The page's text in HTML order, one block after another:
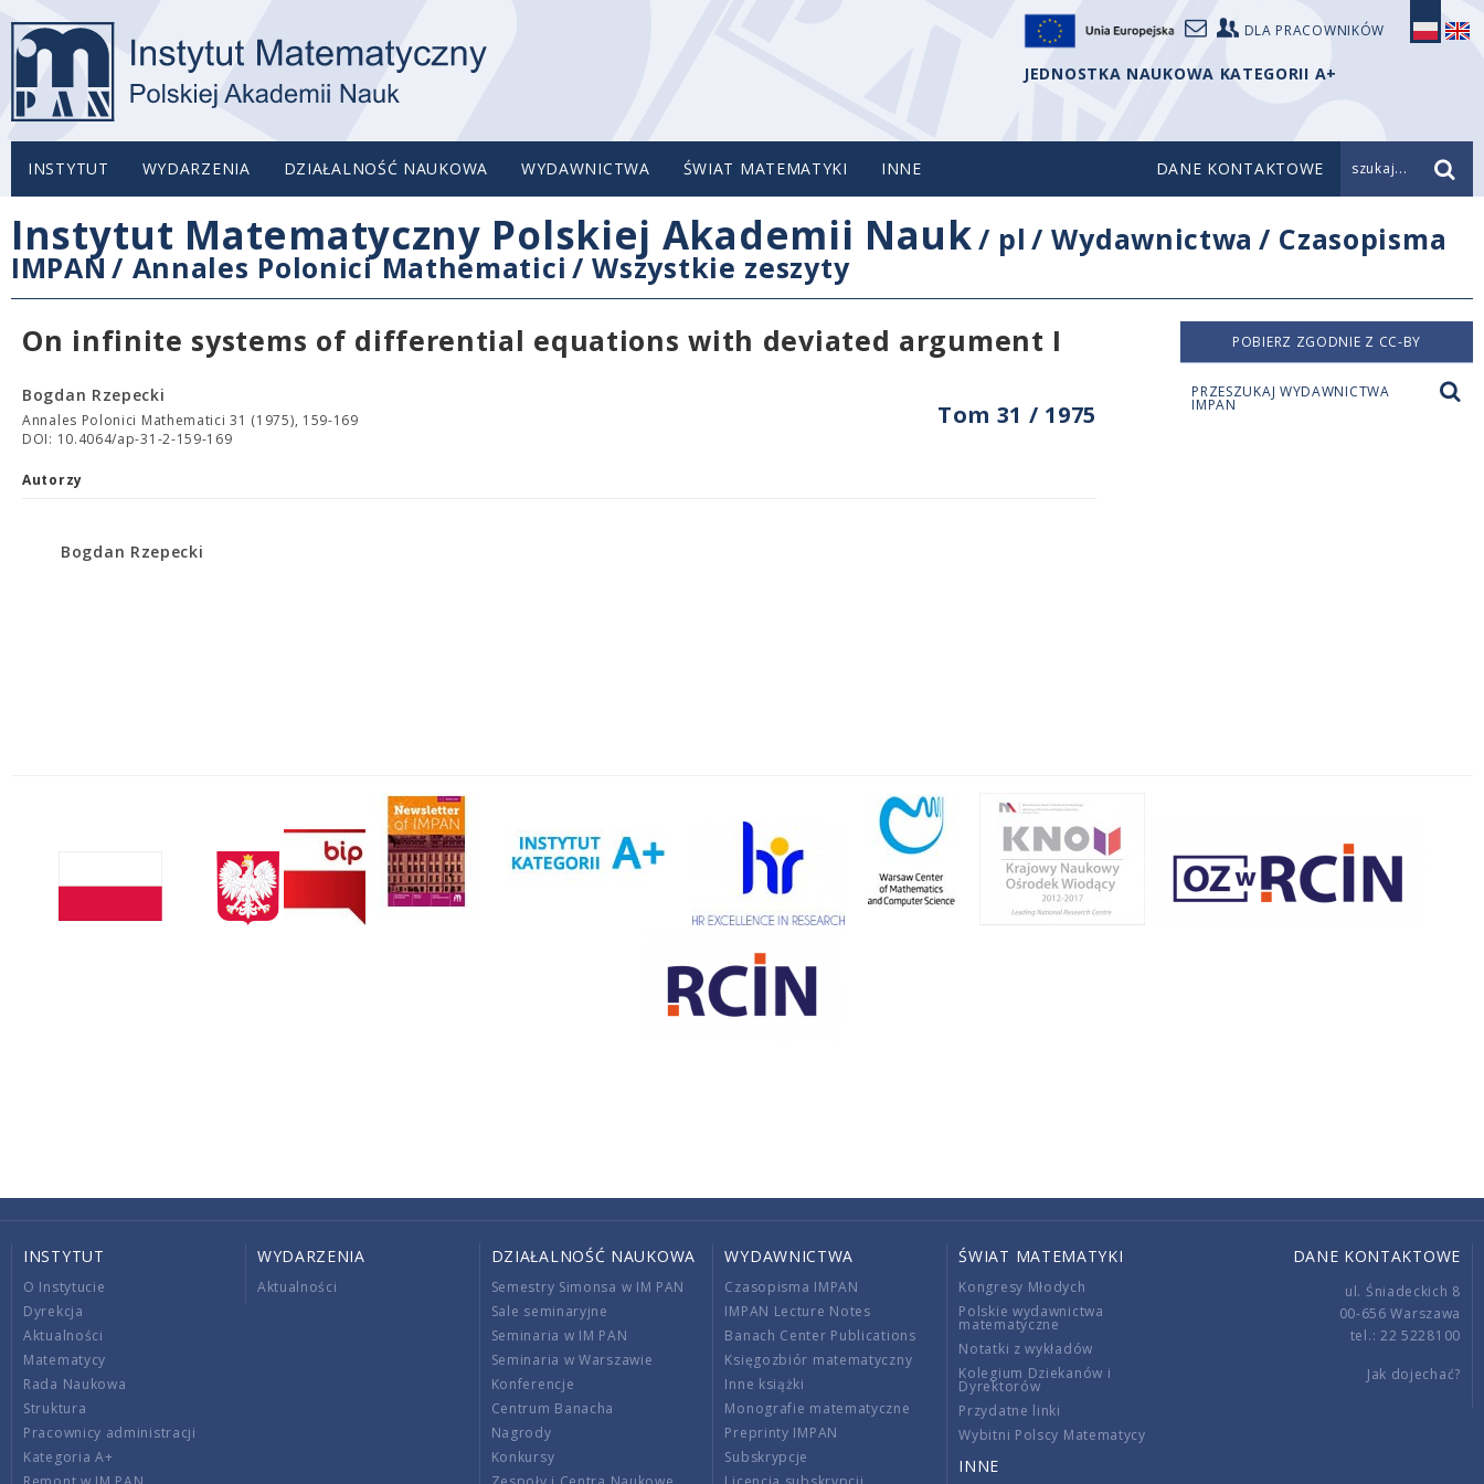
DLA PRACOWNIKÓW
JEDNOSTKA NAUKOWA KATEGORII A+
INSTYTUT WYDARZENIA DZIAŁALNOŚĆ NAUKOWA WYDAWNICTWA ŚWIAT MATEMATYKI INNE DANE KONTAKTOWE szukaj...
Instytut Matematyczny Polskiej Akademii Nauk/ pl /Wydawnictwa / Czasopisma
IMPAN / Annales Polonici Mathematici /Wszystkie zeszyty
On infinite systems of differential equations with deviated argument I
Tom 31 / 1975
Bogdan Rzepecki
Annales Polonici Mathematici 31 (1975), 159-169
DOI: 10.4064/ap-31-2-159-169
Autorzy
Bogdan Rzepecki
POBIERZ ZGODNIE Z CC-BY
PRZESZUKAJ WYDAWNICTWA
IMPAN
INSTYTUT
O Instytucie
Dyrekcja
Aktualności
Matematycy
Rada Naukowa
Struktura
Pracownicy administracji
Kategoria A+
WYDARZENIA
Aktualności
DZIAŁALNOŚĆ NAUKOWA
Semestry Simonsa w IM PAN
Sale seminaryjne
Seminaria w IM PAN
Seminaria w Warszawie
Konferencje
Centrum Banacha
Nagrody
Konkursy
WYDAWNICTWA
Czasopisma IMPAN
IMPAN Lecture Notes
Banach Center Publications
Księgozbiór matematyczny
Inne książki
Monografie matematyczne
Preprinty IMPAN
Subskrypcje
ŚWIAT MATEMATYKI
Kongresy Młodych
Polskie wydawnictwa
matematyczne
Notatki z wykładów
Kolegium Dziekanów i
Dyrektorów
Przydatne linki
Wybitni Polscy Matematycy
INNE
DANE KONTAKTOWE
ul. Śniadeckich 8
00-656 Warszawa
tel.: 22 5228100
Jak dojechać?